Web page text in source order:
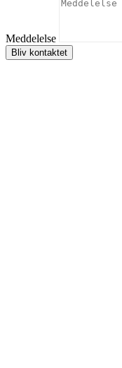
Meddelelse
Bliv kontaktet